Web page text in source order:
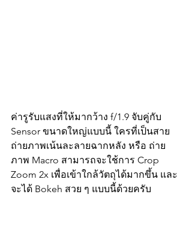
ค่ารูรับแสงที่ให้มากว้าง f/1.9 จับคู่กับ
Sensor ขนาดใหญ่แบบนี้ ใครที่เป็นสาย
ถ่ายภาพเน้นละลายฉากหลัง หรือ ถ่าย
ภาพ Macro สามารถจะใช้การ Crop
Zoom 2x เพื่อเข้าใกล้วัตถุได้มากขึ้น และ
จะได้ Bokeh สวย ๆ แบบนี้ด้วยครับ